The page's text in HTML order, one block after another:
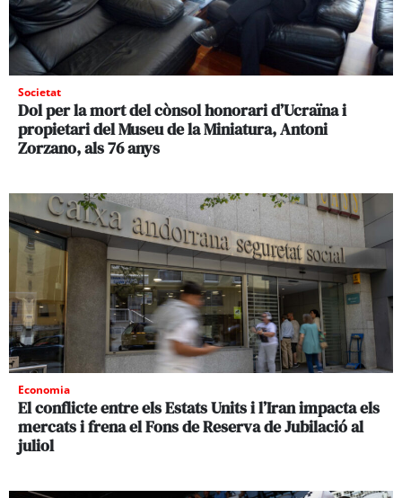
Societat
Dol per la mort del cònsol honorari d’Ucraïna i
propietari del Museu de la Miniatura, Antoni
Zorzano, als 76 anys
Economia
El conflicte entre els Estats Units i l’Iran impacta els
mercats i frena el Fons de Reserva de Jubilació al
juliol